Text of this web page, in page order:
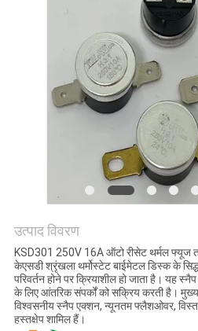
SITEMAP
PRIVACY
उत्पाद विवरण
KSD301 250V 16A ऑटो रीसेट थर्मल फ्यूज
केएसडी श्रृंखला थर्मोस्टेट बाईमेटल डिस्क के
परिवर्तन होने पर क्रियाशील हो जाता है। यह
के लिए आंतरिक संपर्कों को सक्रिय करती है। मुख्य
विश्वसनीय स्नैप एक्शन, न्यूनतम फ्लैशओवर,
हस्तक्षेप शामिल हैं।